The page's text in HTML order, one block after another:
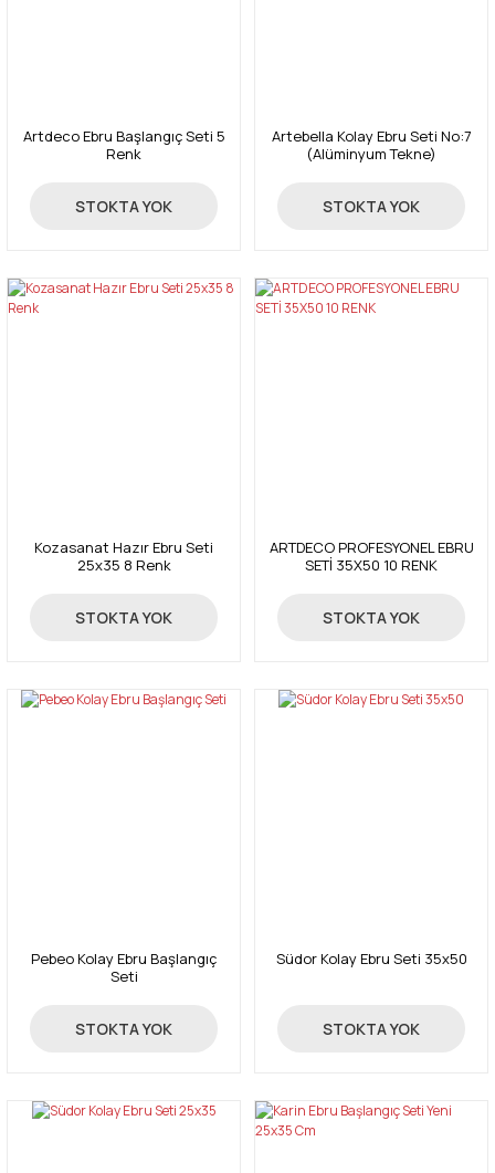
Artdeco Ebru Başlangıç Seti 5
Renk
325,00 TL
STOKTA YOK
Artebella Kolay Ebru Seti No:7
(Alüminyum Tekne)
660,00 TL
STOKTA YOK
Kozasanat Hazır Ebru Seti
25x35 8 Renk
734,00 TL
STOKTA YOK
ARTDECO PROFESYONEL EBRU
SETİ 35X50 10 RENK
750,00 TL
STOKTA YOK
Pebeo Kolay Ebru Başlangıç
Seti
366,00 TL
STOKTA YOK
Südor Kolay Ebru Seti 35x50
409,00 TL
STOKTA YOK